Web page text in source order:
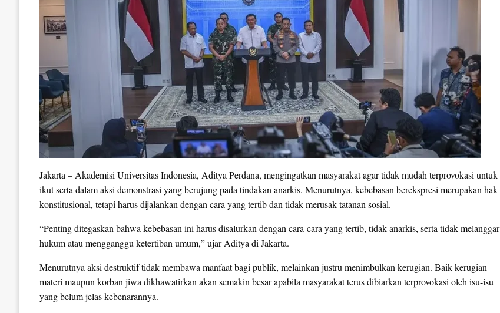
Jakarta – Akademisi Universitas Indonesia, Aditya Perdana, mengingatkan masyarakat agar tidak mudah terprovokasi untuk
ikut serta dalam aksi demonstrasi yang berujung pada tindakan anarkis. Menurutnya, kebebasan berekspresi merupakan hak
konstitusional, tetapi harus dijalankan dengan cara yang tertib dan tidak merusak tatanan sosial.
“Penting ditegaskan bahwa kebebasan ini harus disalurkan dengan cara-cara yang tertib, tidak anarkis, serta tidak melanggar
hukum atau mengganggu ketertiban umum,” ujar Aditya di Jakarta.
Menurutnya aksi destruktif tidak membawa manfaat bagi publik, melainkan justru menimbulkan kerugian. Baik kerugian
materi maupun korban jiwa dikhawatirkan akan semakin besar apabila masyarakat terus dibiarkan terprovokasi oleh isu-isu
yang belum jelas kebenarannya.